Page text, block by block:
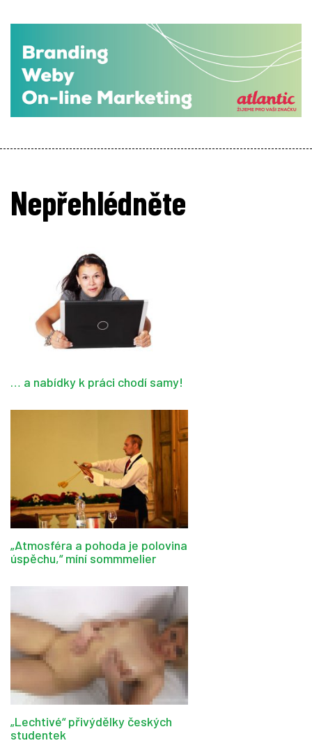
Nepřehlédněte
… a nabídky k práci chodí samy!
„Atmosféra a pohoda je polovina
úspěchu,“ míní sommmelier
„Lechtivé“ přivýdělky českých
studentek